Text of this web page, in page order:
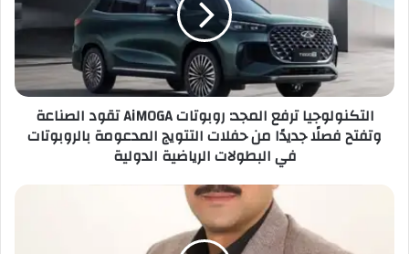
التكنولوجيا ترفع المجد: روبوتات AiMOGA تقود الصناعة
وتفتح فصلًا جديدًا من حفلات التتويج المدعومة بالروبوتات
في البطولات الرياضية الدولية